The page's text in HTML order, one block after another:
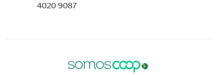
4020 9087